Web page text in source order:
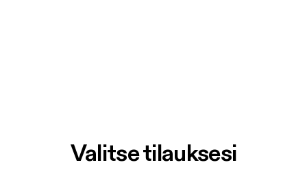
Valitse tilauksesi